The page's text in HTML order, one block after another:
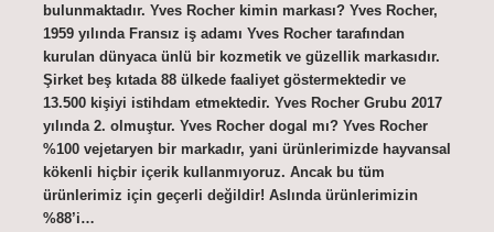
bulunmaktadır. Yves Rocher kimin markası? Yves Rocher,
1959 yılında Fransız iş adamı Yves Rocher tarafından
kurulan dünyaca ünlü bir kozmetik ve güzellik markasıdır.
Şirket beş kıtada 88 ülkede faaliyet göstermektedir ve
13.500 kişiyi istihdam etmektedir. Yves Rocher Grubu 2017
yılında 2. olmuştur. Yves Rocher dogal mı? Yves Rocher
%100 vejetaryen bir markadır, yani ürünlerimizde hayvansal
kökenli hiçbir içerik kullanmıyoruz. Ancak bu tüm
ürünlerimiz için geçerli değildir! Aslında ürünlerimizin
%88’i…